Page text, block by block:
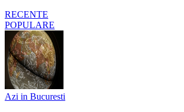
RECENTE
POPULARE
Azi in Bucuresti